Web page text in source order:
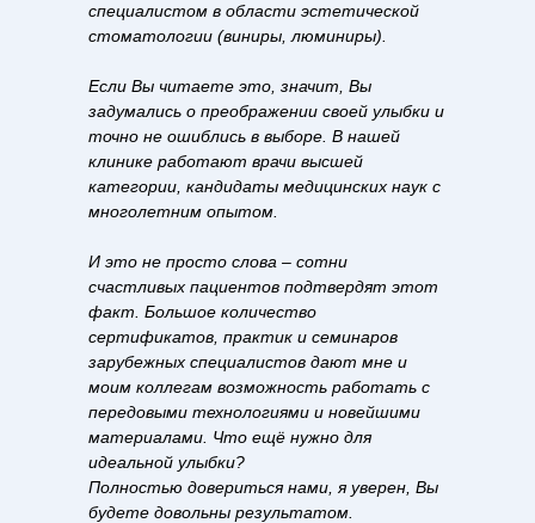
специалистом в области эстетической
стоматологии (виниры, люминиры).
Если Вы читаете это, значит, Вы
задумались о преображении своей улыбки и
точно не ошиблись в выборе. В нашей
клинике работают врачи высшей
категории, кандидаты медицинских наук с
многолетним опытом.
И это не просто слова – сотни
счастливых пациентов подтвердят этот
факт. Большое количество
сертификатов, практик и семинаров
зарубежных специалистов дают мне и
моим коллегам возможность работать с
передовыми технологиями и новейшими
материалами. Что ещё нужно для
идеальной улыбки?
Полностью довериться нами, я уверен, Вы
будете довольны результатом.